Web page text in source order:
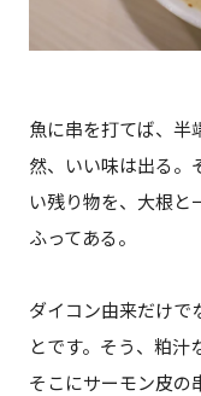
魚に串を打てば、半
然、いい味は出る。
い残り物を、大根と
ふってある。
ダイコン由来だけで
とです。そう、粕汁
そこにサーモン皮の